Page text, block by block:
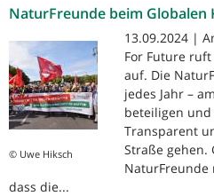
NaturFreunde beim Globalen
© Uwe Hiksch
13.09.2024 |
For Future
auf. Die
jedes Jahr –
beteiligen
Transparent
Straße gehen.
NaturFreunde
dass die...